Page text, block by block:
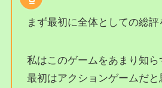
まず最初に全体としての総評
私はこのゲームをあまり知ら
最初はアクションゲームだと